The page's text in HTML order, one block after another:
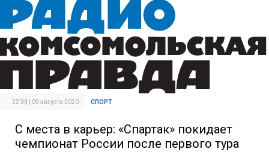
22:33 | 09 августа 2020 СПОРТ
С места в карьер: «Спартак» покидает
чемпионат России после первого тура